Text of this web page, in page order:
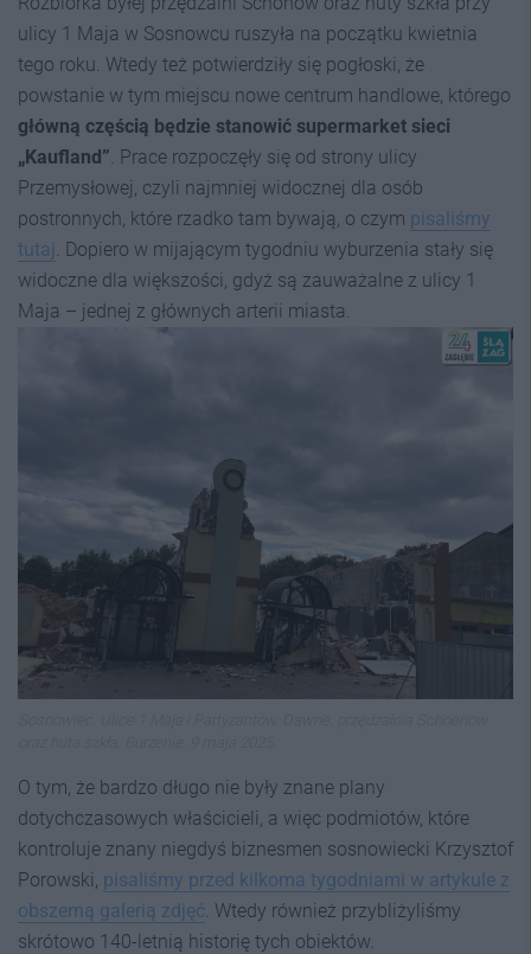
ulicy 1 Maja w Sosnowcu ruszyła na początku kwietnia
tego roku. Wtedy też potwierdziły się pogłoski, że
powstanie w tym miejscu nowe centrum handlowe, którego
główną częścią będzie stanowić supermarket sieci
„Kaufland”. Prace rozpoczęły się od strony ulicy
Przemysłowej, czyli najmniej widocznej dla osób
postronnych, które rzadko tam bywają, o czym pisaliśmy
tutaj. Dopiero w mijającym tygodniu wyburzenia stały się
widoczne dla większości, gdyż są zauważalne z ulicy 1
Maja – jednej z głównych arterii miasta.
O tym, że bardzo długo nie były znane plany
dotychczasowych właścicieli, a więc podmiotów, które
kontroluje znany niegdyś biznesmen sosnowiecki Krzysztof
Porowski, pisaliśmy przed kilkoma tygodniami w artykule z
obszerną galerią zdjęć . Wtedy również przybliżyliśmy
skrótowo 140-letnią historię tych obiektów.